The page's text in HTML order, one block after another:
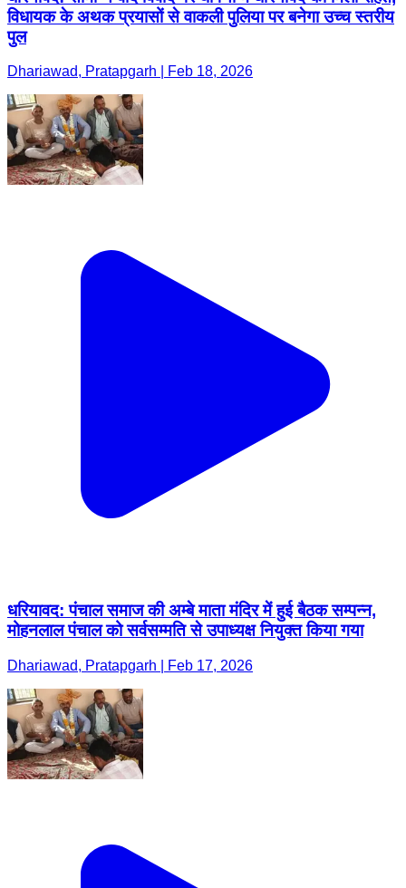
विधायक के अथक प्रयासों से वाकली पुलिया पर बनेगा उच्च स्तरीय
पुल
Dhariawad, Pratapgarh | Feb 18, 2026
धरियावद: पंचाल समाज की अम्बे माता मंदिर में हुई बैठक सम्पन्न,
मोहनलाल पंचाल को सर्वसम्मति से उपाध्यक्ष नियुक्त किया गया
Dhariawad, Pratapgarh | Feb 17, 2026